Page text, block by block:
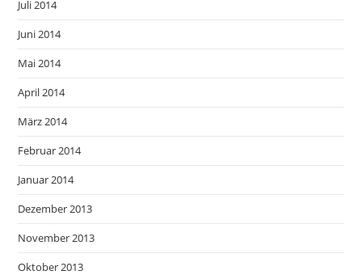
Juli 2014
Juni 2014
Mai 2014
April 2014
März 2014
Februar 2014
Januar 2014
Dezember 2013
November 2013
Oktober 2013